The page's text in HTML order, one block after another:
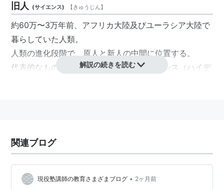
旧人 (サイエンス) 【きゅうじん】
約60万〜3万年前、アフリカ大陸及びユーラシア大陸で
暮らしていた 人類。
人類の進化段階で、原人と新人の中間に位置する。
代表的なものは、ホモ・ハイデルベルゲンシス（ハイデ
解説の続きを読む
関連ブログ
現役塾講師の教育さまざまブログ • 2ヶ月前